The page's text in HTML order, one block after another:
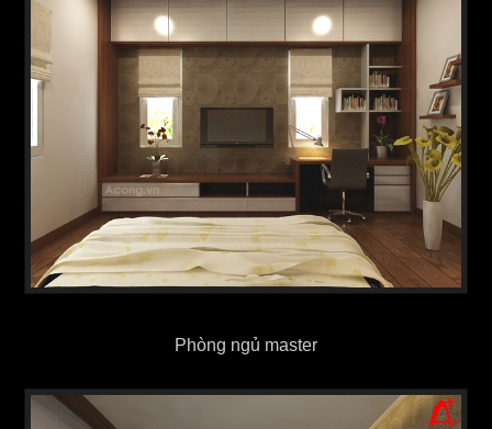
Phòng ngủ master